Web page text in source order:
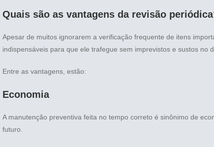
Quais são as vantagens da revisão
Apesar de muitos ignorarem a verificação frequente de itens
indispensáveis para que ele trafegue sem imprevistos e sustos no
Entre as vantagens, estão:
Economia
A manutenção preventiva feita no tempo correto é sinônimo de
futuro.